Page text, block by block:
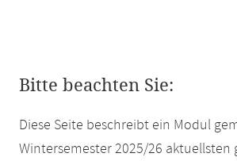
Bitte beachten Sie:
Diese Seite beschreibt ein Modul
Wintersemester 2025/26 aktuellsten